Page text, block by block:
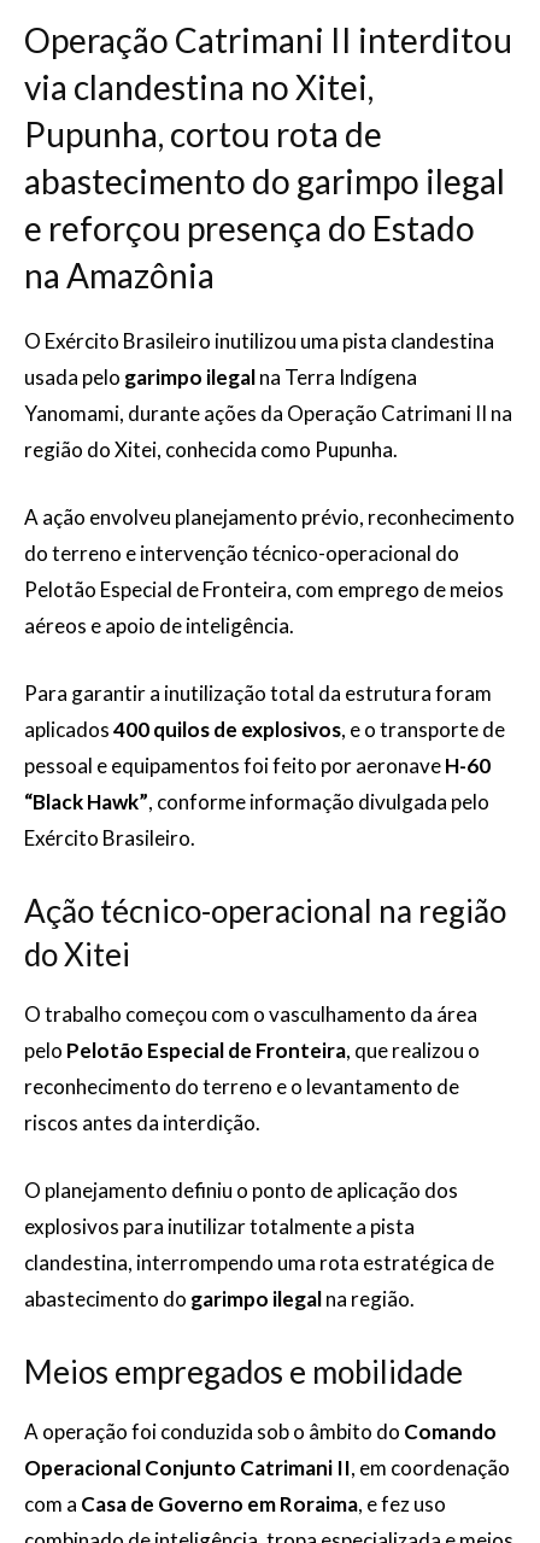
Operação Catrimani II interditou
via clandestina no Xitei,
Pupunha, cortou rota de
abastecimento do garimpo ilegal
e reforçou presença do Estado
na Amazônia
O Exército Brasileiro inutilizou uma pista clandestina
usada pelo garimpo ilegalna Terra Indígena
Yanomami, durante ações da Operação Catrimani II na
região do Xitei, conhecida como Pupunha.
A ação envolveu planejamento prévio, reconhecimento
do terreno e intervenção técnico-operacional do
Pelotão Especial de Fronteira, com emprego de meios
aéreos e apoio de inteligência.
Para garantir a inutilização total da estrutura foram
aplicados400 quilos de explosivos, e o transporte de
pessoal e equipamentos foi feito por aeronaveH-60
“Black Hawk”, conforme informação divulgada pelo
Exército Brasileiro.
Ação técnico-operacional na região
do Xitei
O trabalho começou com o vasculhamento da área
pelo Pelotão Especial de Fronteira, que realizou o
reconhecimento do terreno e o levantamento de
riscos antes da interdição.
O planejamento definiu o ponto de aplicação dos
explosivos para inutilizar totalmente a pista
clandestina, interrompendo uma rota estratégica de
abastecimento do garimpo ilegalna região.
Meios empregados e mobilidade
A operação foi conduzida sob o âmbito do Comando
Operacional Conjunto Catrimani II, em coordenação
com a Casa de Governo em Roraima, e fez uso